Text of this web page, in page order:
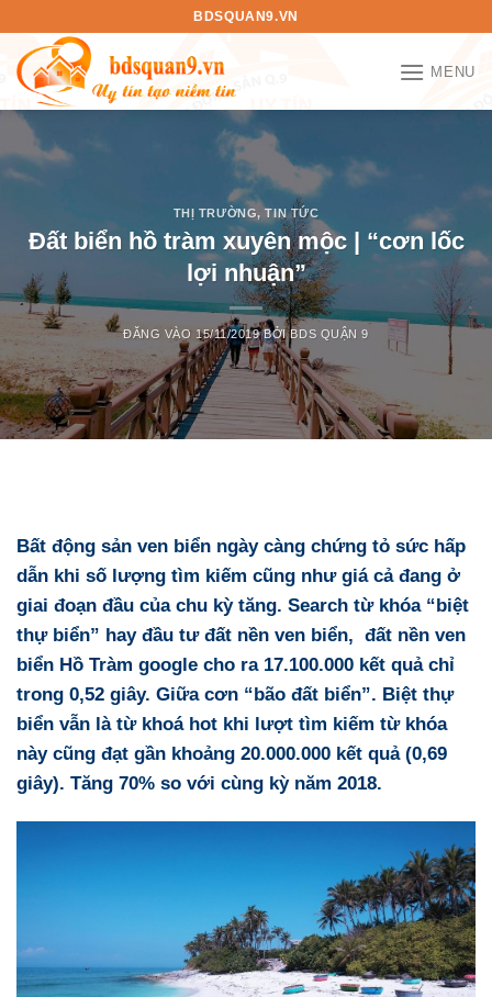
nội
dung
BDSQUAN9.VN
MENU
THỊ TRƯỜNG,TIN TỨC
Đất biển hồ tràm xuyên mộc | “cơn lốc
lợi nhuận”
ĐĂNG VÀO 15/11/2019 BỞIBDS QUẬN 9
Bất động sản ven biển ngày càng chứng tỏ sức hấp
dẫn khi số lượng tìm kiếm cũng như giá cả đang ở
giai đoạn đầu của chu kỳ tăng. Search từ khóa “biệt
thự biển” hay đầu tư đất nền ven biển, đất nền ven
biển Hồ Tràm google cho ra 17.100.000 kết quả chỉ
trong 0,52 giây. Giữa cơn “bão đất biển”. Biệt thự
biển vẫn là từ khoá hot khi lượt tìm kiếm từ khóa
này cũng đạt gần khoảng 20.000.000 kết quả (0,69
giây). Tăng 70% so với cùng kỳ năm 2018.